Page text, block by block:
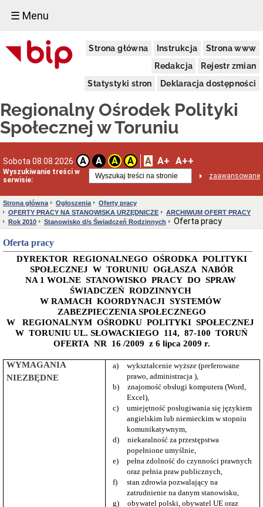
☰ Menu
Strona główna Instrukcja
Strona www
Redakcja
Rejestr zmian
Statystyki stron
Deklaracja dostępności
Regionalny Ośrodek Polityki
Społecznej w Toruniu
Sobota 08.08.2026 A A A A A A+ A++
Wyszukiwanie treści w
serwisie:
zaawansowane
Informacja
o
podmiocie
adresowe
Kierownictwo
Regulamin
organizacyjny
Struktura
Obsługa
osób
Kodeks
etyki
pracownika
Ewidencje
rejestry
Bank
miejscach
w
placówkach
Budżet,
inwestycje
Strona główna Ogłoszenia
Oferty pracy
OFERTY PRACY NA STANOWISKA URZĘDNICZE
ARCHIWUM OFERT PRACY
Rok 2010
Stanowisko d/s Świadczeń Rodzinnych Oferta pracy
Oferta pracy
DYREKTOR REGIONALNEGO OŚRODKA POLITYKI
SPOŁECZNEJ W TORUNIU OGŁASZA NABÓR
NA 1 WOLNE STANOWISKO PRACY DO SPRAW
ŚWIADCZEŃ RODZINNYCH
W RAMACH KOORDYNACJI SYSTEMÓW
ZABEZPIECZENIA SPOŁECZNEGO
W
REGIONALNYM OŚRODKU POLITYKI SPOŁECZNEJ
W TORUNIU UL. SŁOWACKIEGO 114, 87-100 TORUŃ
OFERTA NR 16 /2009 z 6 lipca 2009 r.
WYMAGANIA
NIEZBĘDNE
a)
wykształcenie wyższe (preferowane
prawo, administracja ),
b)
znajomość obsługi komputera (Word,
Excel),
c)
umiejętność posługiwania się językiem
angielskim lub niemieckim w stopniu
komunikatywnym,
d)
niekaralność za przestępstwa
popełnione umyślnie,
e)
pełna zdolność do czynności prawnych
oraz pełnia praw publicznych,
f)
stan zdrowia pozwalający na
zatrudnienie na danym stanowisku,
g)
obywatel polski, obywatel UE oraz